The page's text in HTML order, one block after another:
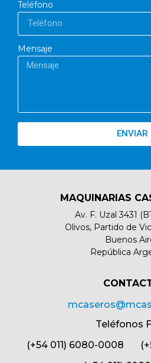
Teléfono
Mensaje
ENVIAR
MAQUINARIAS
Av. F. Uzal 3431
Olivos, Partido de
Buenos
República
Teléfonos
(+54 011) 6080-0008